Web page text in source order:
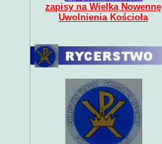
zapisy na Wielką Nowennę
Uwolnienia Kościoła